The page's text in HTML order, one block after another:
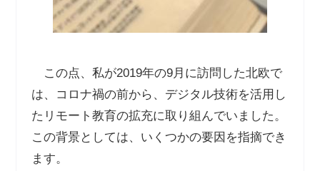
この点、私が2019年の9月に訪問した北欧で
は、コロナ禍の前から、デジタル技術を活用し
たリモート教育の拡充に取り組んでいました。
この背景としては、いくつかの要因を指摘でき
ます。